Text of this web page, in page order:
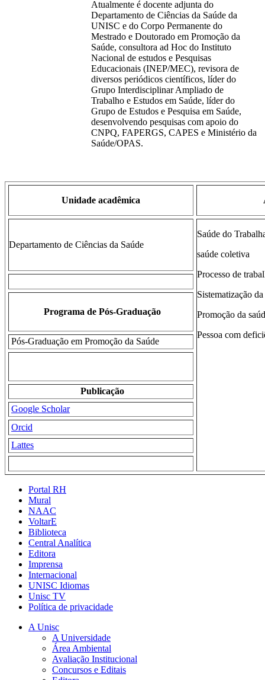
Atualmente é docente adjunta do
Departamento de Ciências da Saúde da
UNISC e do Corpo Permanente do
Mestrado e Doutorado em Promoção da
Saúde, consultora ad Hoc do Instituto
Nacional de estudos e Pesquisas
Educacionais (INEP/MEC), revisora de
diversos periódicos científicos, líder do
Grupo Interdisciplinar Ampliado de
Trabalho e Estudos em Saúde, líder do
Grupo de Estudos e Pesquisa em Saúde,
desenvolvendo pesquisas com apoio do
CNPQ, FAPERGS, CAPES e Ministério da
Saúde/OPAS.
Unidade acadêmica
Departamento de Ciências da Saúde
Saúde do
saúde coletiva
Processo de
Sistematização
Promoção da
Pessoa com
Programa de Pós-Graduação
Pós-Graduação em Promoção da Saúde
Publicação
Google Scholar
Orcid
Lattes
Portal RH
Mural
NAAC
VoltarE
Biblioteca
Central Analítica
Editora
Imprensa
Internacional
UNISC Idiomas
Unisc TV
Política de privacidade
A Unisc
A Universidade
Área Ambiental
Avaliação Institucional
Concursos e Editais